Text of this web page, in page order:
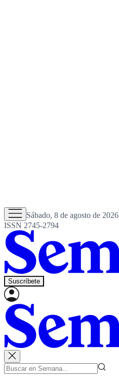
Sábado, 8 de agosto de 2026
ISSN 2745-2794
Suscríbete